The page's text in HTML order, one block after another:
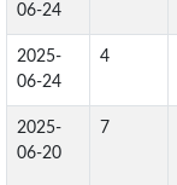
06-24
2025-
06-24
4
2025-
06-20
7